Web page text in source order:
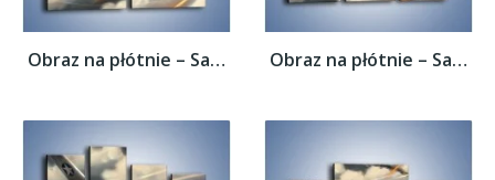
Obraz na płótnie – Samolotem w stronę... Obraz na płótnie – Samolotem w stronę...